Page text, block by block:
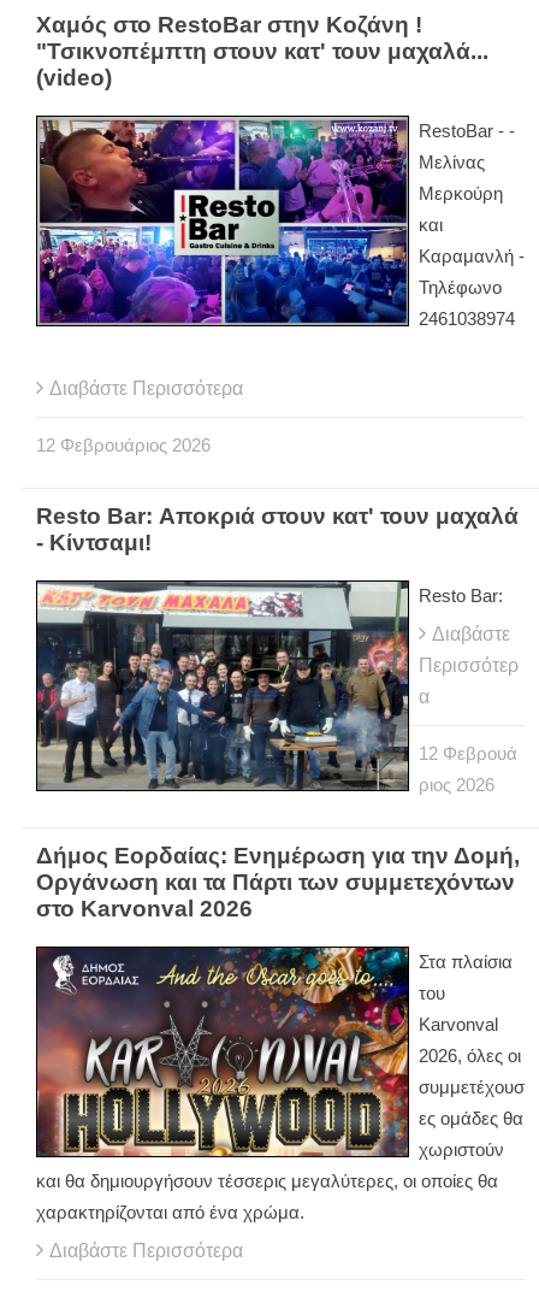
Χαμός στο RestoBar στην Κοζάνη !
"Τσικνοπέμπτη στουν κατ' τουν μαχαλά...
(video)
RestoBar - -
Μελίνας
Μερκούρη
και
Καραμανλή -
Τηλέφωνο
2461038974
Διαβάστε Περισσότερα
12 Φεβρουάριος 2026
Resto Bar: Αποκριά στουν κατ' τουν μαχαλά
- Κίντσαμι!
Resto Bar:
Διαβάστε
Περισσότερ
α
12 Φεβρουά
ριος 2026
Δήμος Εορδαίας: Ενημέρωση για την Δομή,
Οργάνωση και τα Πάρτι των συμμετεχόντων
στο Karvonval 2026
Στα πλαίσια
του
Karvonval
2026, όλες οι
συμμετέχουσ
ες ομάδες θα
χωριστούν
και θα δημιουργήσουν τέσσερις μεγαλύτερες, οι οποίες θα
χαρακτηρίζονται από ένα χρώμα.
Διαβάστε Περισσότερα